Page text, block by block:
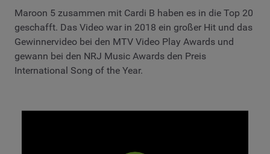
Maroon 5 zusammen mit Cardi B haben es in die Top 20
geschafft. Das Video war in 2018 ein großer Hit und das
Gewinnervideo bei den MTV Video Play Awards und
gewann bei den NRJ Music Awards den Preis
International Song of the Year.